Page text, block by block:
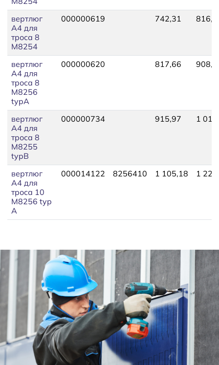
вертлюг
A4 для
троса 8
М8254
000000619 742,31
вертлюг
A4 для
троса 8
М8256
typA
000000620 817,66
вертлюг
A4 для
троса 8
М8255
typB
000000734 915,97 1
вертлюг
A4 для
троса 10
М8256 typ
A
000014122 8256410 1 105,18 1